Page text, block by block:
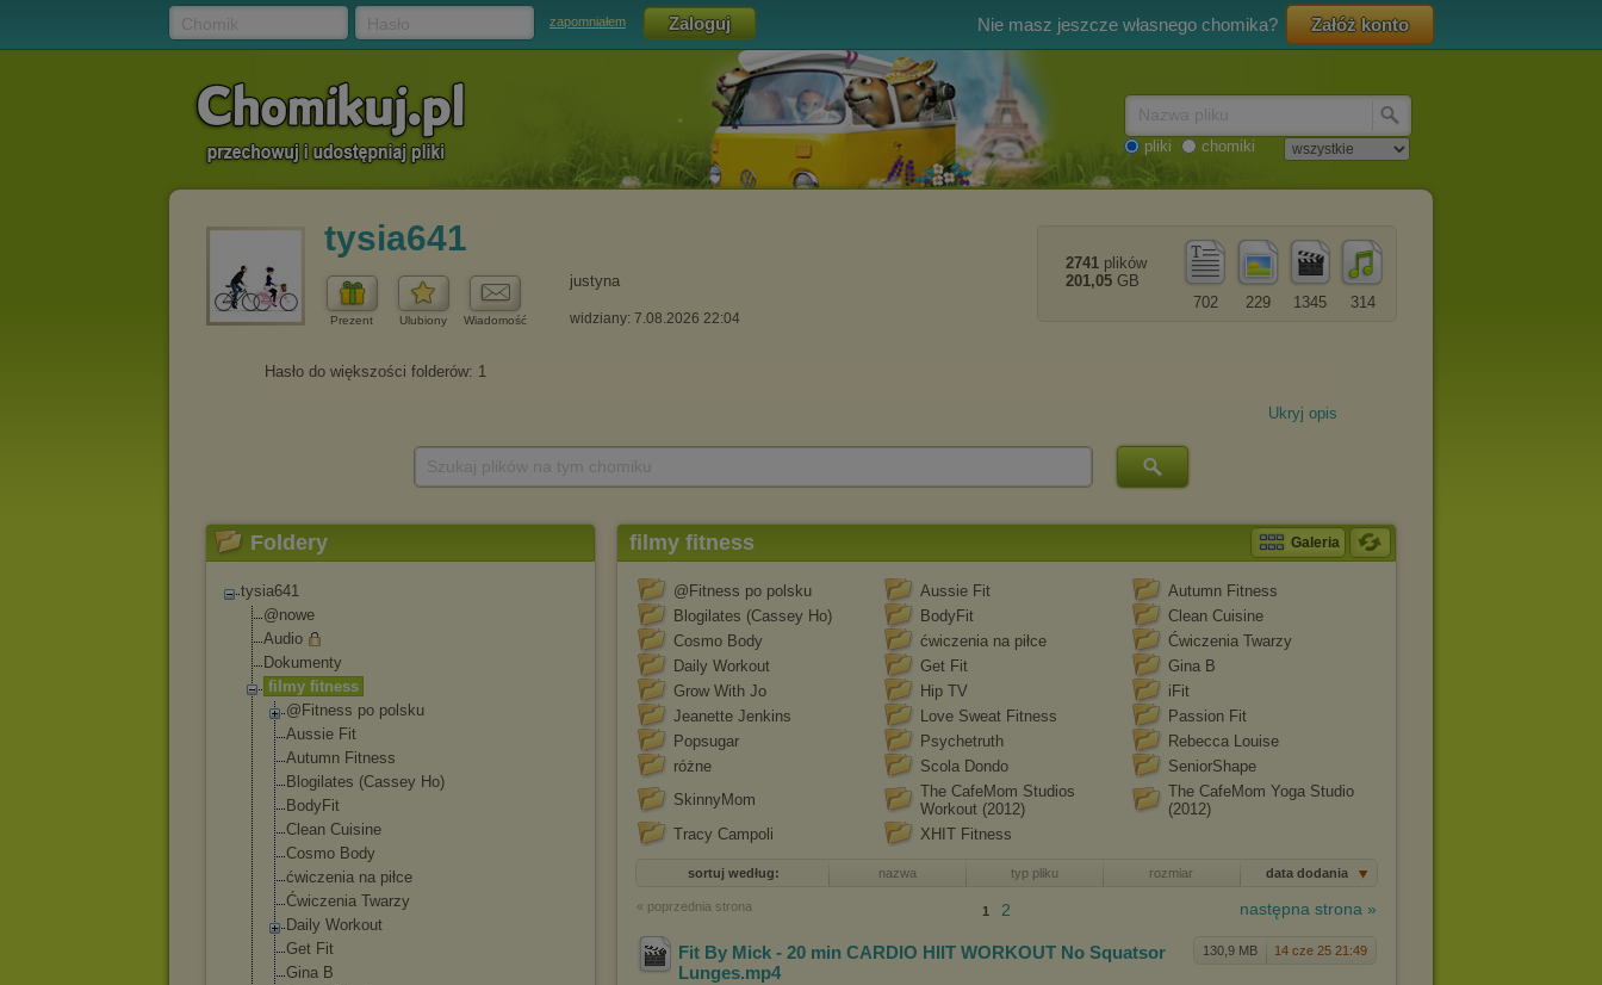
zapomniałem Nie masz jeszcze własnego chomika? Załóż konto
pliki chomiki
tysia641
Prezent Ulubiony Wiadomość
justyna
widziany: 7.08.2026 22:04
314
1345
229
702
2741 plików
201,05 GB
Ukryj opis
Foldery
tysia641
@nowe
Audio
Dokumenty
filmy fitness
@Fitness po polsku
Aussie Fit
Autumn Fitness
Blogilates (Cassey Ho)
BodyFit
Clean Cuisine
Cosmo Body
ćwiczenia na piłce
Ćwiczenia Twarzy
Daily Workout
Get Fit
Gina B
filmy fitness Galeria
@Fitness po polsku Aussie Fit
Autumn Fitness
Blogilates (Cassey Ho)
BodyFit
Clean Cuisine
Cosmo Body
ćwiczenia na piłce
Ćwiczenia Twarzy
Daily Workout
Get Fit
Gina B
Grow With Jo
Hip TV
iFit
Jeanette Jenkins
Love Sweat Fitness
Passion Fit
Popsugar
Psychetruth
Rebecca Louise
różne
Scola Dondo
SeniorShape
SkinnyMom
The CafeMom Studios
Workout (2012)
The CafeMom Yoga Studio
(2012)
Tracy Campoli
XHIT Fitness
sortuj według: nazwa typ pliku rozmiar data dodania
« poprzednia strona następna strona »
1 2
130,9 MB 14 cze 25 21:49
Fit By Mick - 20 min CARDIO HIIT WORKOUT No Squatsor
Lunges.mp4